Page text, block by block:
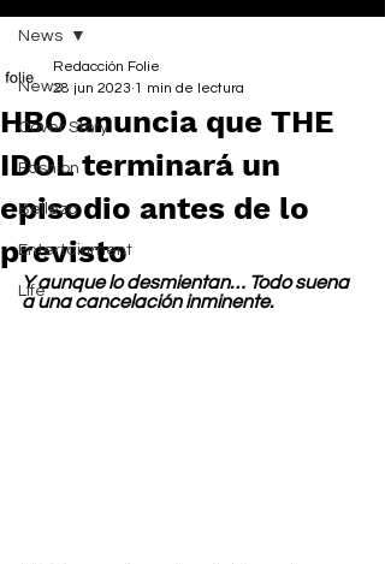
News
Cover Story
Fashion
Belleza
Entertainment
Life
News
HBO anuncia que THE
IDOL terminará un
episodio antes de lo
previsto
Redacción Folie
28 jun 2023 1 min de lectura
Y aunque lo desmientan… Todo suena
a una cancelación inminente.